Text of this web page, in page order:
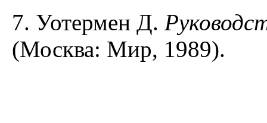
7. Уотермен Д.
(Москва: Мир, 1989).